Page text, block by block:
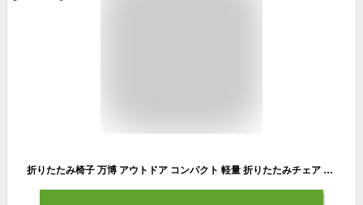
折りたたみ椅子 万博 アウトドア コンパクト 軽量 折りたたみチェア 椅子 折りたたみ チェア スツール おしゃれ 携帯 持ち運び キャンプ 釣り 踏み台 屋外 イベント 運動会 バーベキュー BBQ フェス 旅行 GW 海 プール